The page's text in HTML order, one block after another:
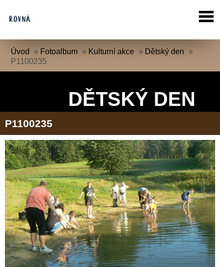
Úvod » Fotoalbum » Kulturní akce » Dětský den
»
P1100235
DĚTSKÝ DEN
P1100235